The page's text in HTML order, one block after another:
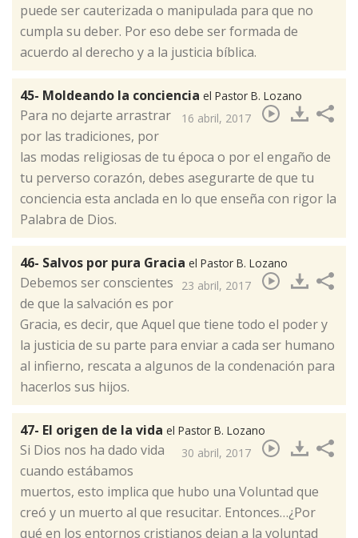
puede ser cauterizada o manipulada para que no
cumpla su deber. Por eso debe ser formada de
acuerdo al derecho y a la justicia bíblica.​
45- Moldeando la conciencia el Pastor B. Lozano
16 abril, 2017
Para no dejarte arrastrar
por las tradiciones, por
las modas religiosas de tu época o por el engaño de
tu perverso corazón, debes asegurarte de que tu
conciencia esta anclada en lo que enseña con rigor la
Palabra de Dios. ​
46- Salvos por pura Gracia el Pastor B. Lozano
23 abril, 2017
Debemos ser conscientes
de que la salvación es por
Gracia, es decir, que Aquel que tiene todo el poder y
la justicia de su parte para enviar a cada ser humano
al infierno, rescata a algunos de la condenación para
hacerlos sus hijos.​
47- El origen de la vida el Pastor B. Lozano
30 abril, 2017
Si Dios nos ha dado vida
cuando estábamos
muertos, esto implica que hubo una Voluntad que
creó y un muerto al que resucitar. Entonces…¿Por
qué en los entornos cristianos dejan a la voluntad